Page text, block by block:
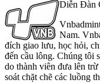
Diễn Đàn
Nam.
đích giao lưu, học hỏi,
đến cầu lông. Chúng tôi
do thành viên đưa lên
soát chặt chẽ các luồng